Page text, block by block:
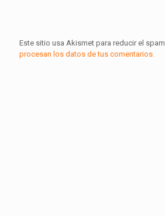
Este sitio usa Akismet para reducir el spam.
procesan los datos de tus comentarios.